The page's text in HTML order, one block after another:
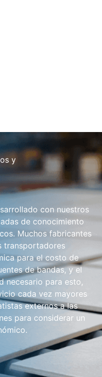
y
con nuestros
de conocimiento
Muchos fabricantes
transportadores
para el costo de
de bandas, y el
necesario para esto,
cada vez mayores
externos a las
para considerar un